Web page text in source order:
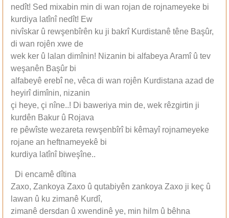
nedît! Sed mixabin min di wan rojan de rojnameyeke bi
kurdiya latînî nedît! Ew
nivîskar û rewşenbîrên ku ji bakrî Kurdistanê têne Başûr,
di wan rojên xwe de
wek ker û lalan dimînin! Nizanin bi alfabeya Aramî û tev
weşanên Başûr bi
alfabeyê erebî ne, vêca di wan rojên Kurdistana azad de
heyirî dimînin, nizanin
çi heye, çi nîne..! Di baweriya min de, wek rêzgirtin ji
kurdên Bakur û Rojava
re pêwîste wezareta rewşenbîrî bi kêmayî rojnameyeke
rojane an heftnameyekê bi
kurdiya latînî biweşîne..
Di encamê dîtina
Zaxo, Zankoya Zaxo û qutabiyên zankoya Zaxo ji keç û
lawan û ku zimanê Kurdî,
zimanê dersdan û xwendinê ye, min hilm û bêhna